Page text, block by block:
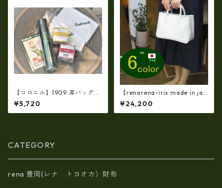
【コロニル】1909 革バッグ・
財布専用 お手入れケアセッ
ト-04 バッグ・財布用レザ
ーケア
¥5,720
【renarena-iris made in jap
an】【日本製】（6・color)牛
革製品・エナメルクロコ・パ
ーティバッグ ir-663
¥24,200
CATEGORY
rena 豊岡(レナ トヨオカ）財布